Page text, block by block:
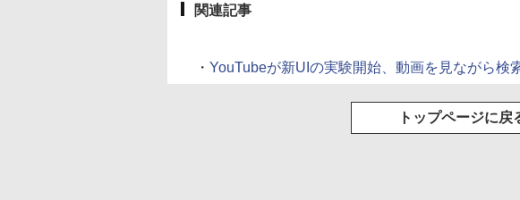
関連記事
・ YouTubeが新UIの実験開始、動画を見ながら検
トップページに戻